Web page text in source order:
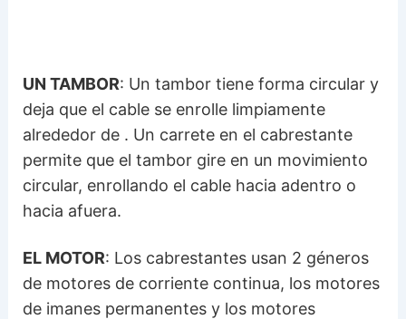
UN TAMBOR: Un tambor tiene forma circular y
deja que el cable se enrolle limpiamente
alrededor de . Un carrete en el cabrestante
permite que el tambor gire en un movimiento
circular, enrollando el cable hacia adentro o
hacia afuera.
EL MOTOR: Los cabrestantes usan 2 géneros
de motores de corriente continua, los motores
de imanes permanentes y los motores